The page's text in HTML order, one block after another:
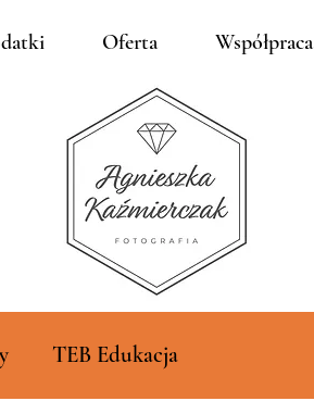
Oferta Współpraca
TEB Edukacja